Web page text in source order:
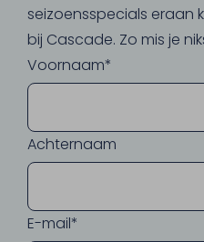
seizoensspecials eraan
bij Cascade. Zo mis je
Voornaam*
Achternaam
E-mail*